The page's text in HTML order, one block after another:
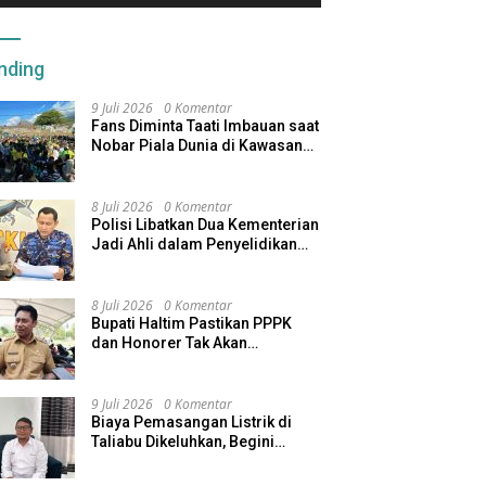
9 Juli 2026 0 Komentar
Fans Diminta Taati Imbauan saat
Nobar Piala Dunia di Kawasan
8 Juli 2026 0 Komentar
Polisi Libatkan Dua Kementerian
Jadi Ahli dalam Penyelidikan
8 Juli 2026 0 Komentar
Bupati Haltim Pastikan PPPK
dan Honorer Tak Akan
9 Juli 2026 0 Komentar
Biaya Pemasangan Listrik di
Taliabu Dikeluhkan, Begini